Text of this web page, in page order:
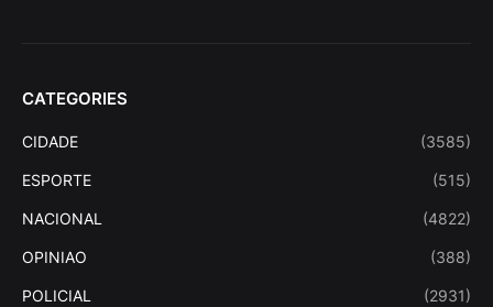
CATEGORIES
CIDADE (3585)
ESPORTE (515)
NACIONAL (4822)
OPINIAO (388)
POLICIAL (2931)